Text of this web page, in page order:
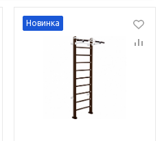
Новинка